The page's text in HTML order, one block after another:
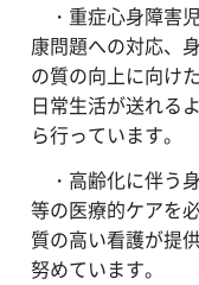
・重症心身障害
康問題への対応、
の質の向上に向け
日常生活が送れる
ら行っています。
・高齢化に伴う
等の医療的ケアを
質の高い看護が提
努めています。